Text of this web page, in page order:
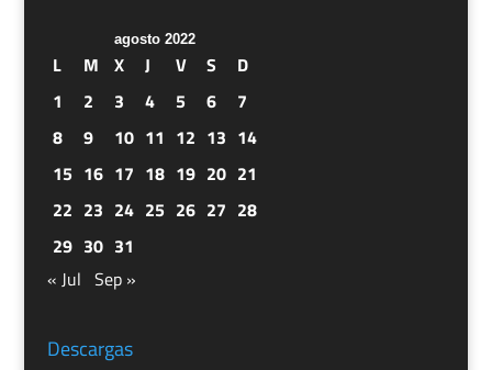
agosto 2022
L M X J V S
D
1
2 3 4 5 6
7
8
9 10 11 12 13 14
15 16 17 18 19 20 21
22 23 24 25 26 27 28
29 30 31
« Jul Sep »
Descargas